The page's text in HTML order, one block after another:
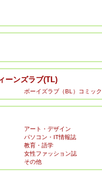
ーンズラブ(TL)
ボーイズラブ（BL）コミック
アート・デザイン
パソコン・IT情報誌
教育・語学
女性ファッション誌
その他